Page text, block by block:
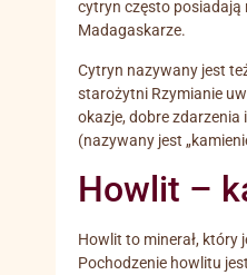
cytryn często posiadają
Madagaskarze.
Cytryn nazywany jest
starożytni Rzymianie
okazje, dobre
(nazywany jest
Howlit –
Howlit to minerał, który
Pochodzenie howlitu